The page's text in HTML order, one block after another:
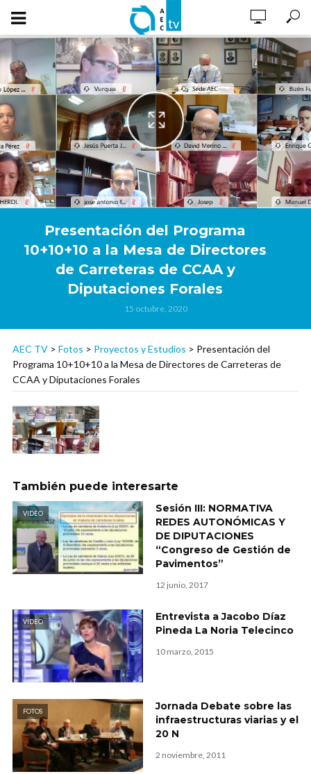
Presentación del Programa
10+10+10 a la Mesa de Directores
de Carreteras de CCAA y
Diputaciones Forales
15 octubre, 2020
AEC TV > Fotos > Proyectos y Estudios > Presentación del
Programa 10+10+10 a la Mesa de Directores de Carreteras de
CCAA y Diputaciones Forales
También puede interesarte
VIDEO
Sesión III: NORMATIVA
REDES AUTONÓMICAS Y
DE DIPUTACIONES
“Congreso de Gestión de
Pavimentos”
12 junio, 2017
VIDEO
Entrevista a Jacobo Díaz
Pineda La Noria Telecinco
10 marzo, 2015
FOTOS
Jornada Debate sobre las
infraestructuras viarias y el
20 N
2 noviembre, 2011